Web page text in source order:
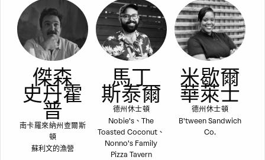
傑森
史丹霍
普
南卡羅來納州查爾斯
頓
蘇利文的漁營
馬丁
斯泰爾
德州休士頓
Nobie's、The
Toasted Coconut、
Nonno's Family
Pizza Tavern
米歇爾
華萊士
德州休士頓
B'tween Sandwich
Co.